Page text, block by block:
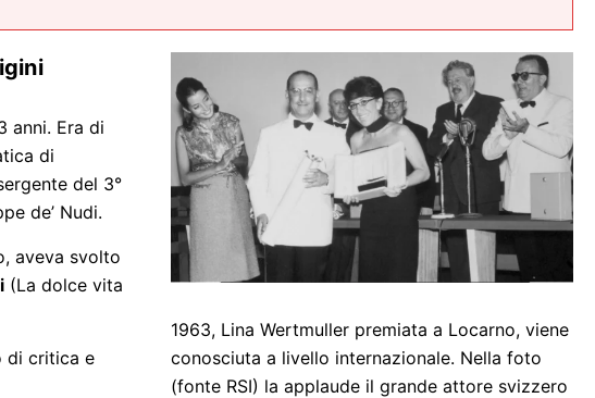
anni. Era di
di
del 3°
de’ Nudi.
aveva svolto
(La dolce vita
di critica e
1963, Lina Wertmuller premiata a Locarno, viene
conosciuta a livello internazionale. Nella foto
(fonte RSI) la applaude il grande attore svizzero